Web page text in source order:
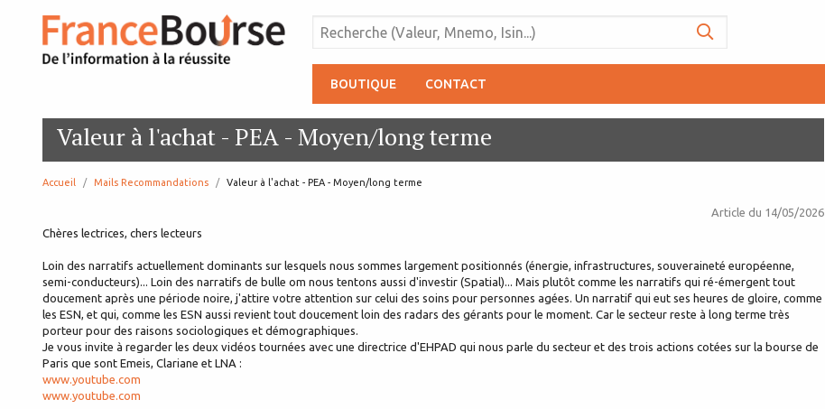
BOUTIQUE CONTACT
Valeur à l'achat - PEA - Moyen/long terme
Accueil Mails Recommandations page:
Valeur à l'achat - PEA - Moyen/long terme
Article du 14/05/2026
Chères lectrices, chers lecteurs
Loin des narratifs actuellement dominants sur lesquels nous sommes largement positionnés (énergie, infrastructures, souveraineté européenne,
semi-conducteurs)... Loin des narratifs de bulle om nous tentons aussi d'investir (Spatial)... Mais plutôt comme les narratifs qui ré-émergent tout
doucement après une période noire, j'attire votre attention sur celui des soins pour personnes agées. Un narratif qui eut ses heures de gloire, comme
les ESN, et qui, comme les ESN aussi revient tout doucement loin des radars des gérants pour le moment. Car le secteur reste à long terme très
porteur pour des raisons sociologiques et démographiques.
Je vous invite à regarder les deux vidéos tournées avec une directrice d'EHPAD qui nous parle du secteur et des trois actions cotées sur la bourse de
Paris que sont Emeis, Clariane et LNA :
www.youtube.com
www.youtube.com